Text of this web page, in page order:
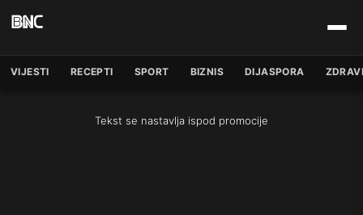
VIJESTI RECEPTI SPORT BIZNIS DIJASPORA
Tekst se nastavlja ispod promocije